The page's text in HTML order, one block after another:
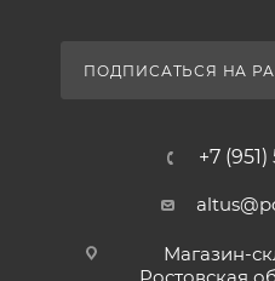
ПОДПИСАТЬСЯ НА
+7 (951)
Магазин-